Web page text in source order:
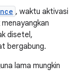
, waktu aktivasi
disetel,
bergabung.
lama mungkin